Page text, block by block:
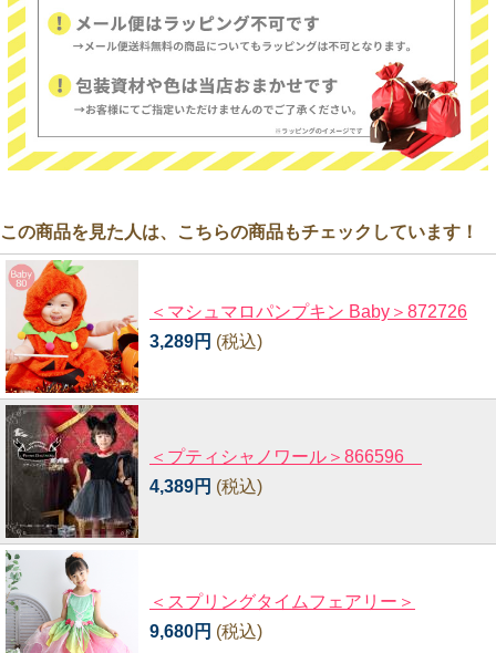
この商品を見た人は、こちらの商品もチェックしています！
＜マシュマロパンプキン Baby＞872726
3,289円 (税込)
＜プティシャノワール＞866596
4,389円 (税込)
＜スプリングタイムフェアリー＞
9,680円 (税込)